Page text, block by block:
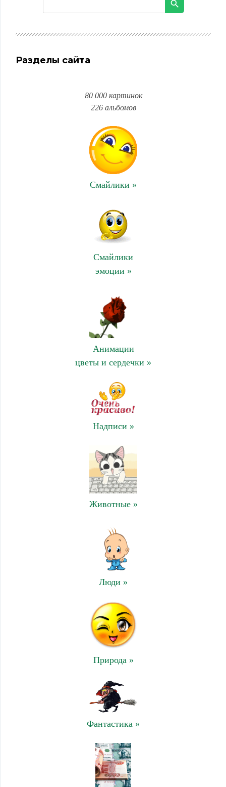
Разделы сайта
80 000 картинок
226 альбомов
Смайлики »
Смайлики
эмоции »
Анимации
цветы и сердечки »
Надписи »
Животные »
Люди »
Природа »
Фантастика »